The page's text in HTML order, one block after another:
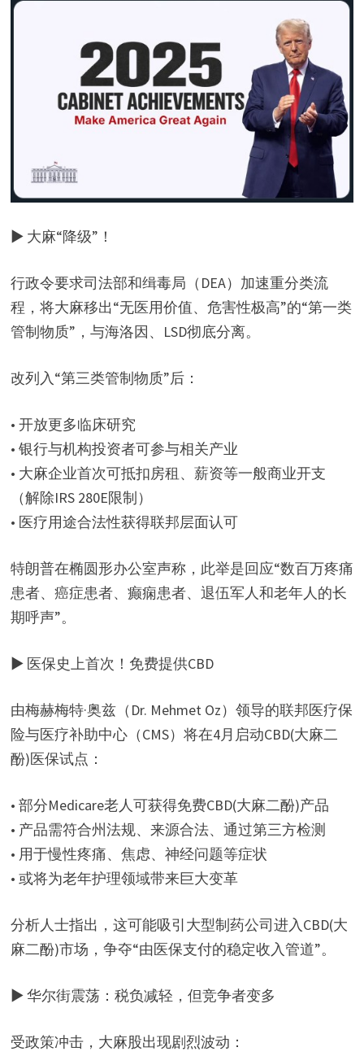
y
V
i
o
▶ 大麻“降级”！
行政令要求司法部和缉毒局（DEA）加速重分类流
程，将大麻移出“无医用价值、危害性极高”的“第一类
管制物质”，与海洛因、LSD彻底分离。
改列入“第三类管制物质”后：
• 开放更多临床研究
• 银行与机构投资者可参与相关产业
• 大麻企业首次可抵扣房租、薪资等一般商业开支
（解除IRS 280E限制）
• 医疗用途合法性获得联邦层面认可
特朗普在椭圆形办公室声称，此举是回应“数百万疼痛
患者、癌症患者、癫痫患者、退伍军人和老年人的长
期呼声”。
▶ 医保史上首次！免费提供CBD
由梅赫梅特·奥兹（Dr. Mehmet Oz）领导的联邦医疗保
险与医疗补助中心（CMS）将在4月启动CBD(大麻二
酚)医保试点：
• 部分Medicare老人可获得免费CBD(大麻二酚)产品
• 产品需符合州法规、来源合法、通过第三方检测
• 用于慢性疼痛、焦虑、神经问题等症状
• 或将为老年护理领域带来巨大变革
分析人士指出，这可能吸引大型制药公司进入CBD(大
麻二酚)市场，争夺“由医保支付的稳定收入管道”。
▶ 华尔街震荡：税负减轻，但竞争者变多
受政策冲击，大麻股出现剧烈波动：